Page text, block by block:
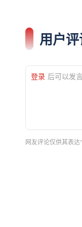
用户
登录 后可以发
网友评论仅供其表